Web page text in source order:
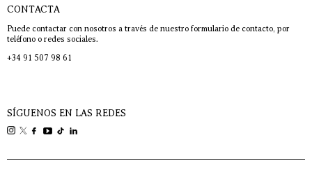
CONTACTA
Puede contactar con nosotros a través de nuestro formulario de contacto, por
teléfono o redes sociales.
+34 91 507 98 61
SÍGUENOS EN LAS REDES